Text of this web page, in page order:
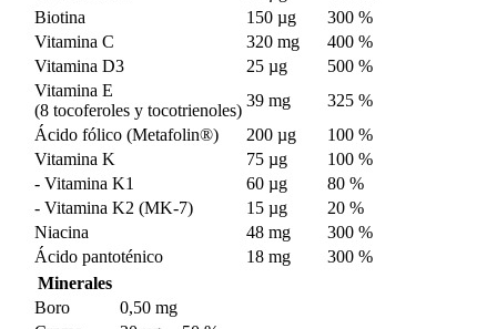
Biotina
150 µg
300 %
Vitamina C
320 mg
400 %
Vitamina D3
25 µg
500 %
Vitamina E
(8 tocoferoles y tocotrienoles)
39 mg
325 %
Ácido fólico (Metafolin®)
200 µg
100 %
Vitamina K
75 µg
100 %
- Vitamina K1
60 µg
80 %
- Vitamina K2 (MK-7)
15 µg
20 %
Niacina
48 mg
300 %
Ácido pantoténico
18 mg
300 %
Minerales
Boro
0,50 mg